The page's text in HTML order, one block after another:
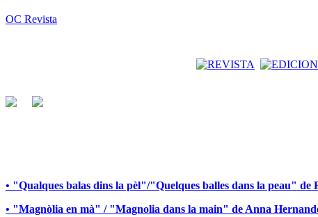
OC Revista
• "Qualques balas dins la pèl"/"Quelques balles dans la peau" de
• "Magnòlia en mà" / "Magnolia dans la main" de Anna